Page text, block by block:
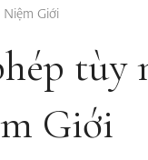
Giới
tùy
Giới